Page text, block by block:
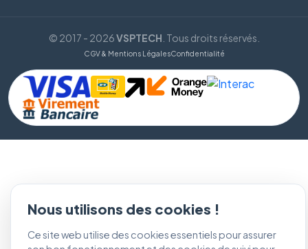
© 2017 - 2026VSPTECH . Tous droits réservés.
CGV & Mentions LégalesConfidentialité
Nous utilisons des cookies !
Ce site web utilise des cookies essentiels pour assurer